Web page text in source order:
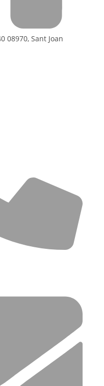
08970, Sant Joan